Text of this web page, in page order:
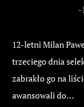
-
12-letni Milan
trzeciego dnia
zabrakło go na
awansowali do…